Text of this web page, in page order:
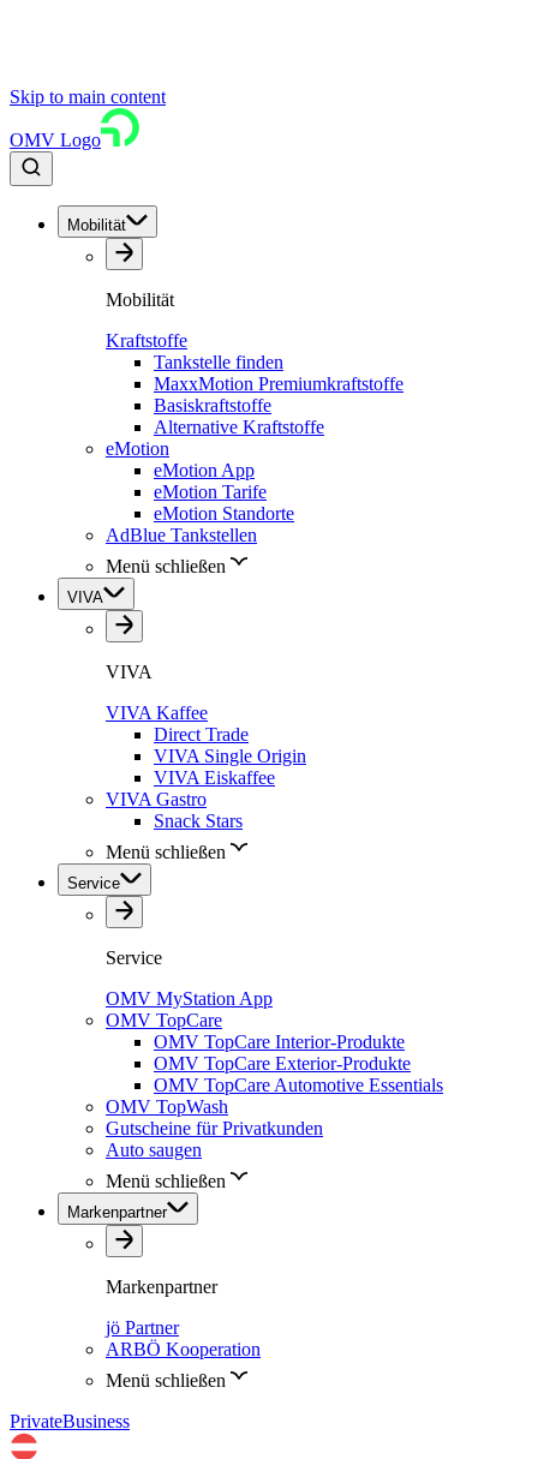
Skip to main content
OMV Logo
Mobilität
Mobilität
Kraftstoffe
Tankstelle finden
MaxxMotion Premiumkraftstoffe
Basiskraftstoffe
Alternative Kraftstoffe
eMotion
eMotion App
eMotion Tarife
eMotion Standorte
AdBlue Tankstellen
Menü schließen
VIVA
VIVA
VIVA Kaffee
Direct Trade
VIVA Single Origin
VIVA Eiskaffee
VIVA Gastro
Snack Stars
Menü schließen
Service
Service
OMV MyStation App
OMV TopCare
OMV TopCare Interior-Produkte
OMV TopCare Exterior-Produkte
OMV TopCare Automotive Essentials
OMV TopWash
Gutscheine für Privatkunden
Auto saugen
Menü schließen
Markenpartner
Markenpartner
jö Partner
ARBÖ Kooperation
Menü schließen
PrivateBusiness